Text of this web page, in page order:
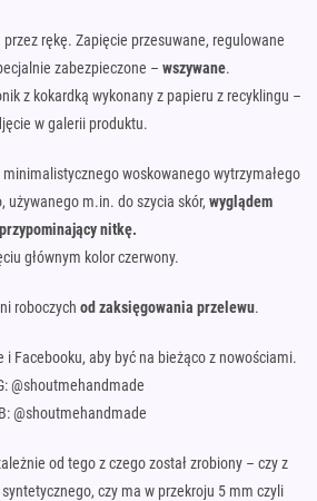
przez rękę. Zapięcie przesuwane, regulowane
zabezpieczone – wszywane.
z kokardką wykonany z papieru z recyklingu –
w galerii produktu.
woskowanego wytrzymałego
używanego m.in. do szycia skór, wyglądem
przypominający nitkę.
głównym kolor czerwony.
roboczych od zaksięgowania przelewu.
Facebooku, aby być na bieżąco z nowościami.
@shoutmehandmade
@shoutmehandmade
od tego z czego został zrobiony – czy z
czy ma w przekroju 5 mm czyli